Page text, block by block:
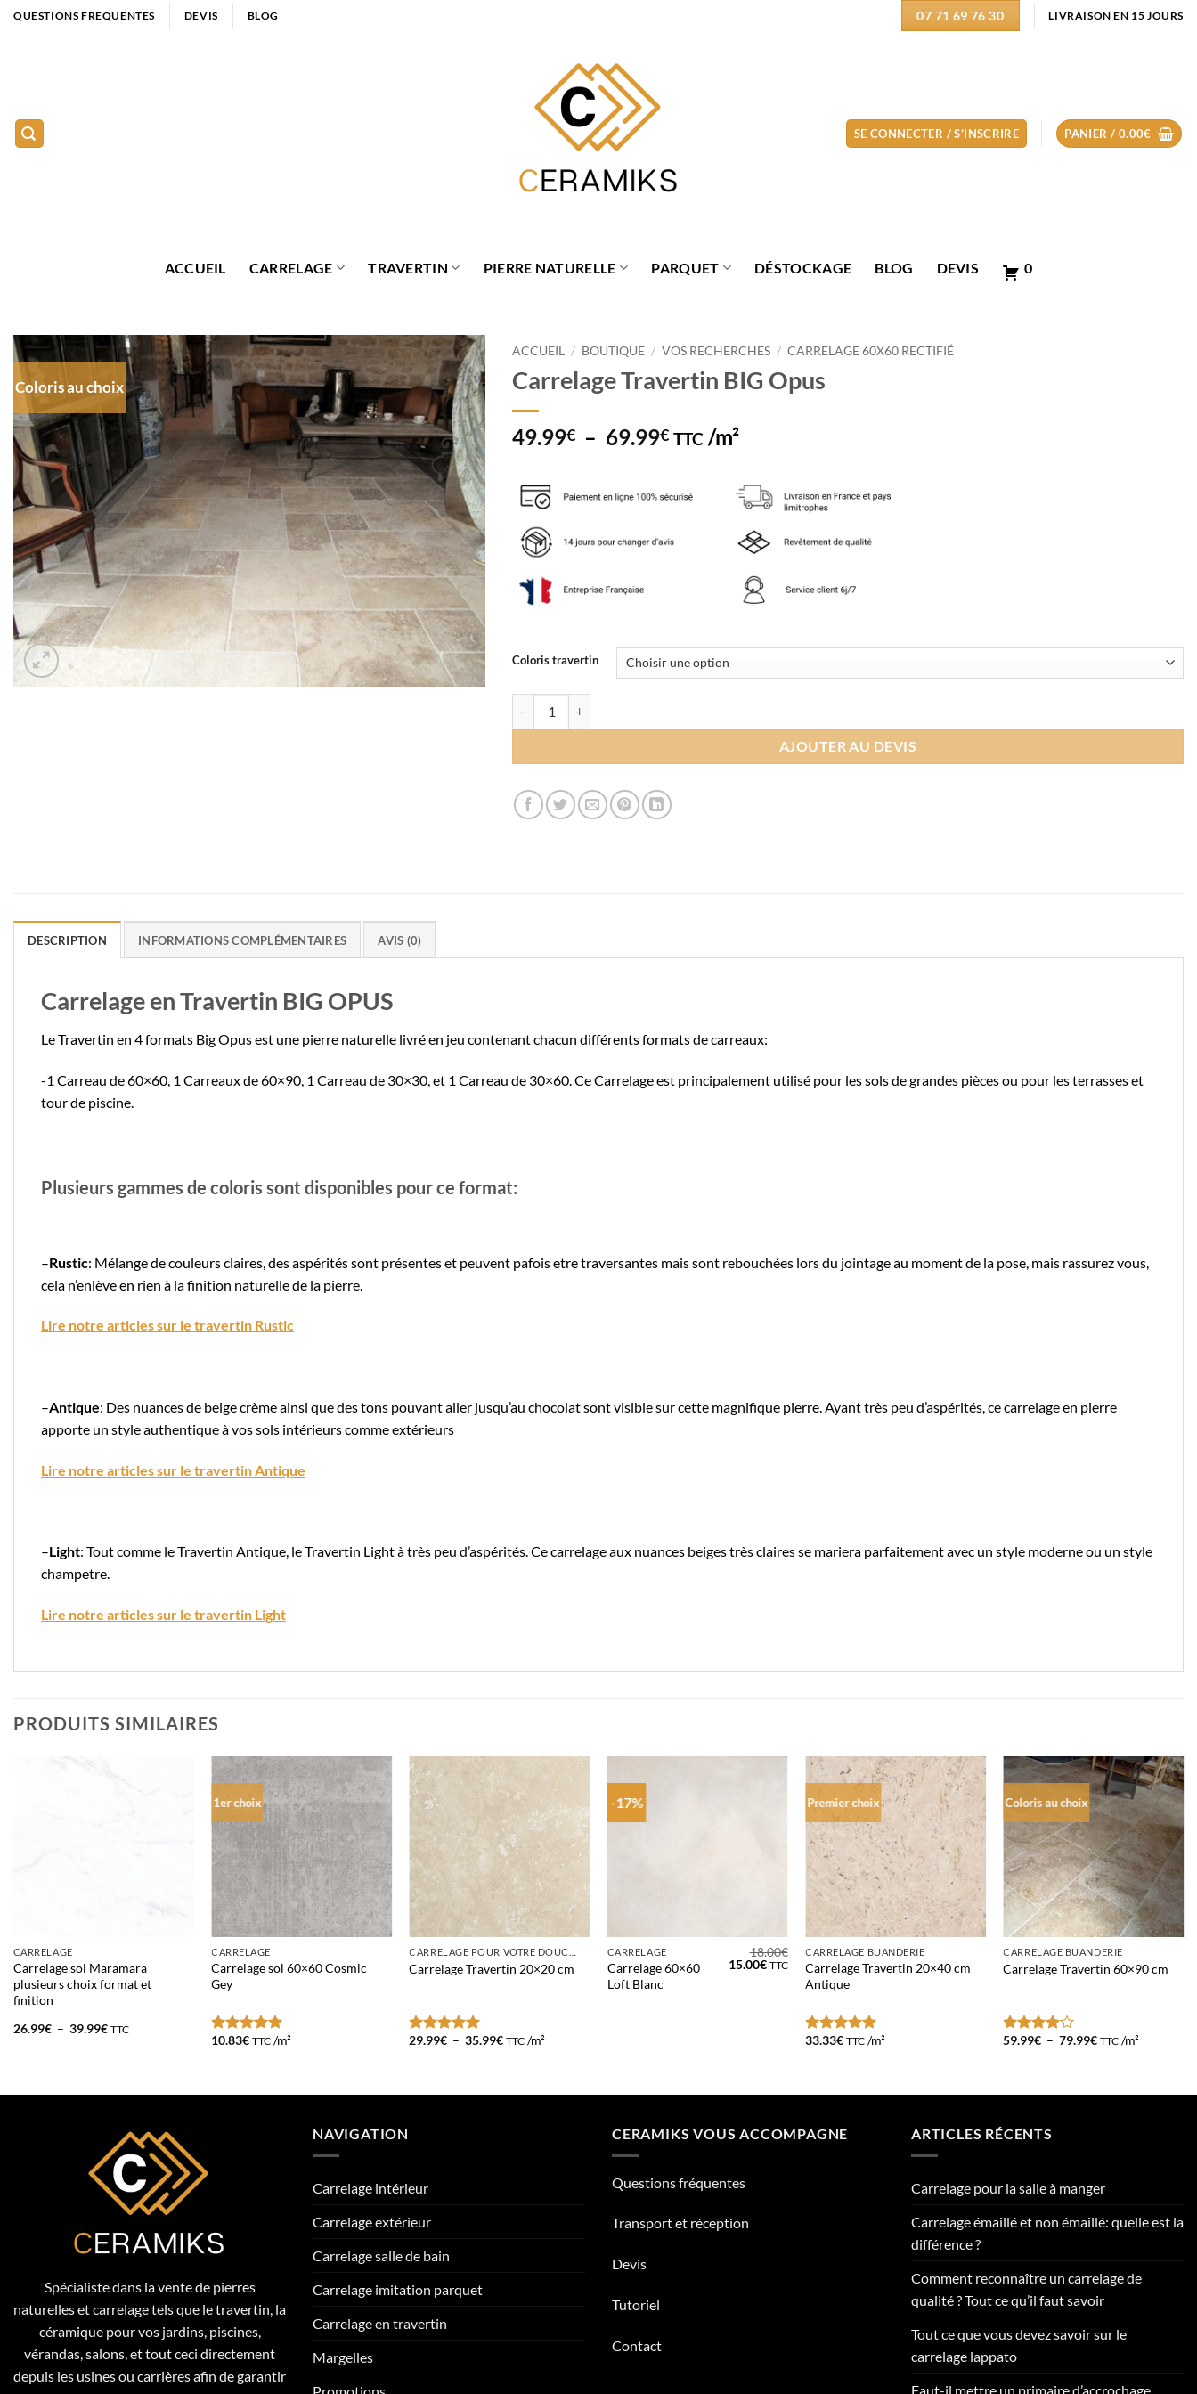
Passer
QUESTIONS FREQUENTES DEVIS BLOG 07 71 69 76 30 LIVRAISON EN 15 JOURS
SE CONNECTER / S’INSCRIRE PANIER / 0.00€
ACCUEIL CARRELAGE TRAVERTIN PIERRE NATURELLE PARQUET DÉSTOCKAGE BLOG DEVIS 0
Coloris au choix
ACCUEIL / BOUTIQUE / VOS RECHERCHES / CARRELAGE 60X60 RECTIFIÉ
Carrelage Travertin BIG Opus
49.99€ – 69.99€Plage
49.99€
69.99€
TTC /m²
Coloris travertin
AJOUTER AU DEVIS
DESCRIPTION INFORMATIONS COMPLÉMENTAIRES AVIS (0)
Carrelage en Travertin BIG OPUS
Le Travertin en 4 formats Big Opus est une pierre naturelle livré en jeu contenant chacun différents formats de carreaux:
-1 Carreau de 60×60, 1 Carreaux de 60×90, 1 Carreau de 30×30, et 1 Carreau de 30×60. Ce Carrelage est principalement utilisé pour les sols de grandes pièces ou pour les terrasses et
tour de piscine.
Plusieurs gammes de coloris sont disponibles pour ce format:
–Rustic: Mélange de couleurs claires, des aspérités sont présentes et peuvent pafois etre traversantes mais sont rebouchées lors du jointage au moment de la pose, mais rassurez vous,
cela n’enlève en rien à la finition naturelle de la pierre.
Lire notre articles sur le travertin Rustic
–Antique: Des nuances de beige crème ainsi que des tons pouvant aller jusqu’au chocolat sont visible sur cette magnifique pierre. Ayant très peu d’aspérités, ce carrelage en pierre
apporte un style authentique à vos sols intérieurs comme extérieurs
Lire notre articles sur le travertin Antique
–Light: Tout comme le Travertin Antique, le Travertin Light à très peu d’aspérités. Ce carrelage aux nuances beiges très claires se mariera parfaitement avec un style moderne ou un style
champetre.
Lire notre articles sur le travertin Light
PRODUITS SIMILAIRES
CARRELAGE
Carrelage sol Maramara
plusieurs choix format et
finition
26.99€ – 39.99€Plage
TTC
1er choix
CARRELAGE
Carrelage sol 60×60 Cosmic
Gey
Note5sur
10.83€ TTC /m²
Carrelage Travertin 20×20 cm
Note 5sur
29.99€ – 35.99€Plage
TTC /m²
-17%
CARRELAGE
Carrelage 60×60
Loft Blanc
18.00€
Le
15.00€Le
TTC
Premier choix
CARRELAGE BUANDERIE
Carrelage Travertin 20×40 cm
Antique
Note5sur
33.33€ TTC /m²
Coloris au choix
CARRELAGE BUANDERIE
Carrelage Travertin 60×90 cm
Note 4
59.99€ – 79.99€Plage
TTC /m²
Spécialiste dans la vente de pierres
naturelles et carrelage tels que le travertin, la
céramique pour vos jardins, piscines,
vérandas, salons, et tout ceci directement
depuis les usines ou carrières afin de garantir
NAVIGATION
Carrelage intérieur
Carrelage extérieur
Carrelage salle de bain
Carrelage imitation parquet
Carrelage en travertin
Margelles
Promotions
CERAMIKS VOUS ACCOMPAGNE
Questions fréquentes
Transport et réception
Devis
Tutoriel
Contact
ARTICLES RÉCENTS
Carrelage pour la salle à manger
Carrelage émaillé et non émaillé: quelle est la
différence ?
Comment reconnaître un carrelage de
qualité ? Tout ce qu’il faut savoir
Tout ce que vous devez savoir sur le
carrelage lappato
Faut-il mettre un primaire d’accrochage